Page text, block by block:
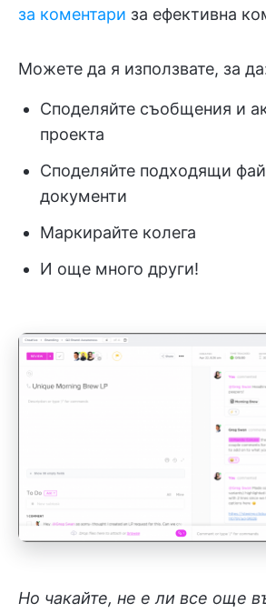
за коментари за ефективна
Можете да я използвате, за
Споделяйте съобщения и
проекта
Споделяйте подходящи
документи
Маркирайте колега
И още много други!
Но чакайте, не е ли все още